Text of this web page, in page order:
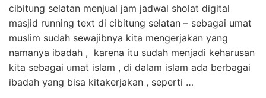
cibitung selatan menjual jam jadwal sholat digital
masjid running text di cibitung selatan – sebagai umat
muslim sudah sewajibnya kita mengerjakan yang
namanya ibadah , karena itu sudah menjadi keharusan
kita sebagai umat islam , di dalam islam ada berbagai
ibadah yang bisa kitakerjakan , seperti …